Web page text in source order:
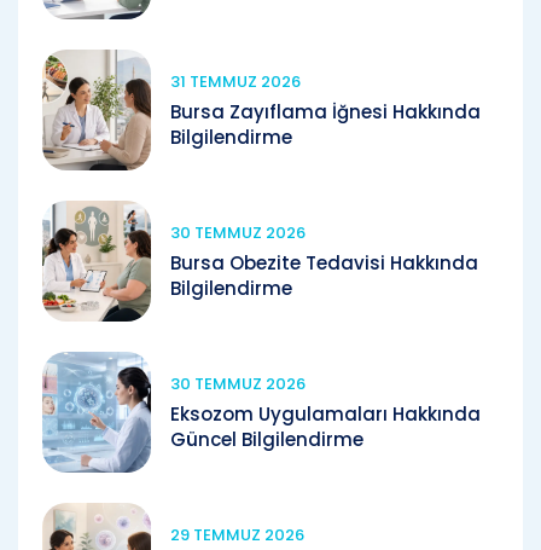
31 TEMMUZ 2026
Bursa Zayıflama İğnesi Hakkında
Bilgilendirme
30 TEMMUZ 2026
Bursa Obezite Tedavisi Hakkında
Bilgilendirme
30 TEMMUZ 2026
Eksozom Uygulamaları Hakkında
Güncel Bilgilendirme
29 TEMMUZ 2026